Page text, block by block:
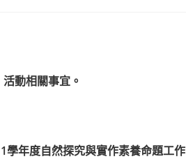
動相關事宜。
學年度自然探究與實作素養命題工作